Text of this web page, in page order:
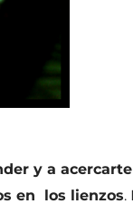
y a
en los lienzos.